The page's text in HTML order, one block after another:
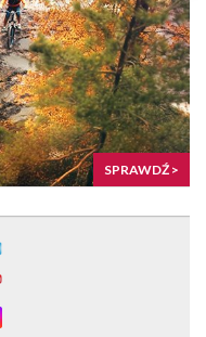
SPRAWDŹ >